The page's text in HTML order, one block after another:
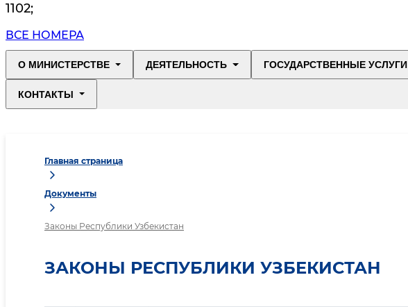
1102;
ВСЕ НОМЕРА
О МИНИСТЕРСТВЕ ДЕЯТЕЛЬНОСТЬ ГОСУДАРСТВЕННЫЕ УСЛУГИ
КОНТАКТЫ
Главная страница
Документы
Законы Республики Узбекистан
ЗАКОНЫ РЕСПУБЛИКИ УЗБЕКИСТАН